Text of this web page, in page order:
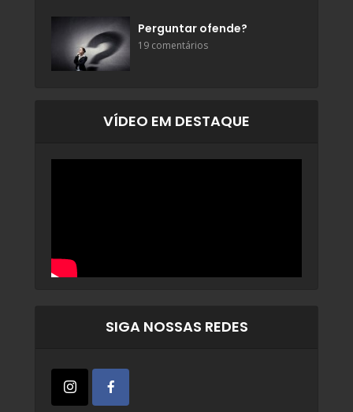
Perguntar ofende?
19 comentários
VÍDEO EM DESTAQUE
SIGA NOSSAS REDES